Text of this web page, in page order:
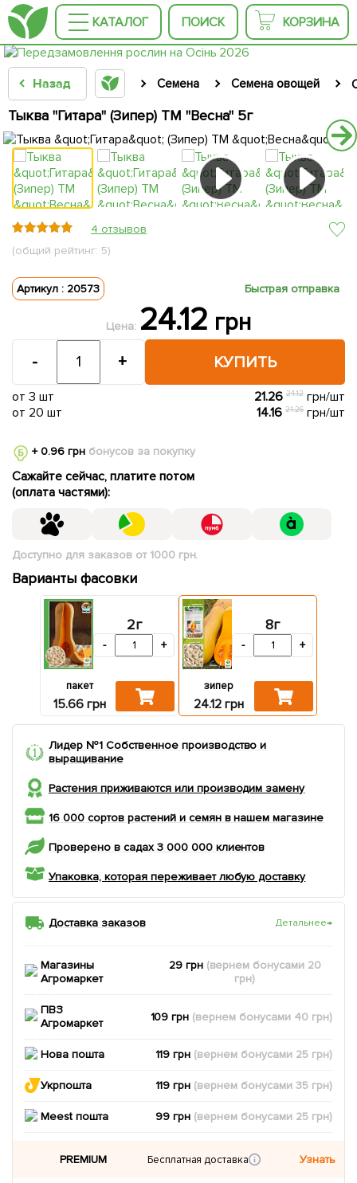
КАТАЛОГ ПОИСК КОРЗИНА
Назад Семена Семена овощей
Тыква "Гитара" (Зипер) ТМ "Весна" 5г
4 отзывов
(общий рейтинг: 5)
Артикул : 20573 Быстрая отправка
Цена: 24.12 грн
КУПИТЬ
- +
от 3 шт 21.2624.12 грн/шт
от 20 шт
14.1621.26 грн/шт
+ 0.96 грнбонусов за покупку
Сажайте сейчас, платите потом
(оплата частями):
Доступно для заказов от 1000 грн.
Варианты фасовки
2г
- +
пакет
15.66 грн
8г
- +
зипер
24.12 грн
Лидер №1 Собственное производство и
выращивание
Растения приживаются или производим замену
16 000 сортов растений и семян в нашем магазине
Проверено в садах 3 000 000 клиентов
Упаковка, которая переживает любую доставку
Доставка заказов Детальнее→
Магазины
Агромаркет
29 грн (вернем бонусами 20
грн)
ПВЗ
Агромаркет
109 грн (вернем бонусами 40 грн)
Нова пошта 119 грн (вернем бонусами 25 грн)
Укрпошта 119 грн (вернем бонусами35 грн)
Meest пошта 99 грн (вернем бонусами 25 грн)
PREMIUM Бесплатная доставка Узнать